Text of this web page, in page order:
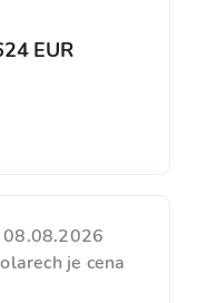
EUR
08.08.2026
je cena